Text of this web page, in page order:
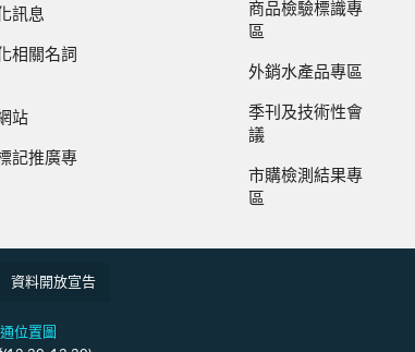
訊息
相關名詞
站
記推廣專
商品檢驗標識專
區
外銷水產品專區
季刊及技術性會
議
市購檢測結果專
區
資料開放宣告
位置圖